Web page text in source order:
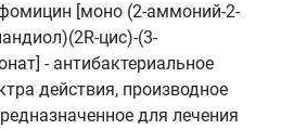
[моно (2-аммоний-2-
цис)-(3-
- антибактериальное
действия, производное
для лечения